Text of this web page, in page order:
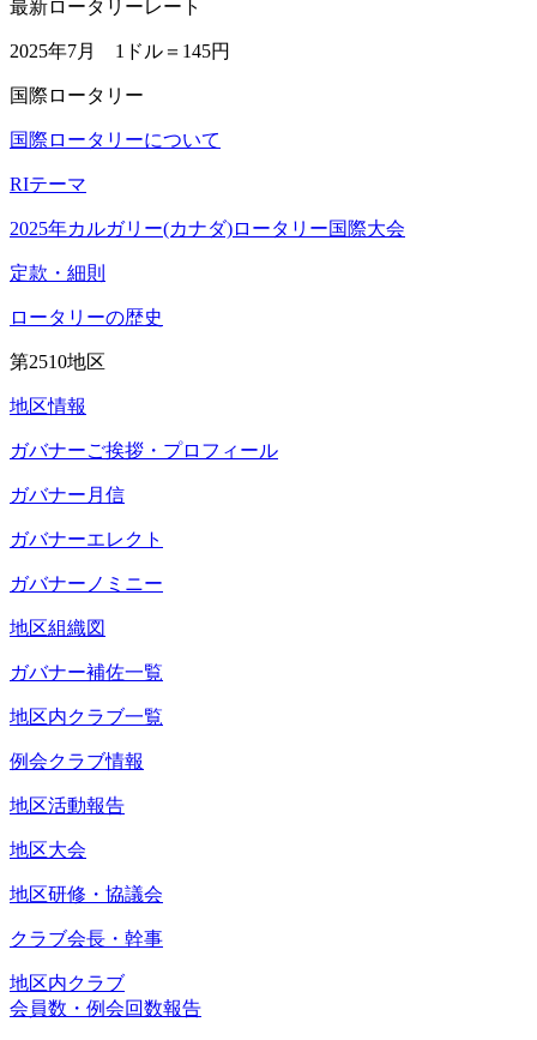
最新ロータリーレート
2025年7月 1ドル＝ 145円
国際ロータリー
国際ロータリーについて
RIテーマ
2025年カルガリー(カナダ)ロータリー国際大会
定款・細則
ロータリーの歴史
第2510地区
地区情報
ガバナーご挨拶・プロフィール
ガバナー月信
ガバナーエレクト
ガバナーノミニー
地区組織図
ガバナー補佐一覧
地区内クラブ一覧
例会クラブ情報
地区活動報告
地区大会
地区研修・協議会
クラブ会長・幹事
地区内クラブ
会員数・例会回数報告